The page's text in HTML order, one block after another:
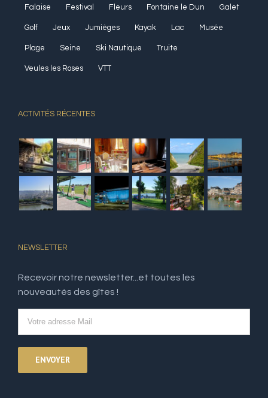
Falaise Festival Fleurs Fontaine le Dun Galet
Golf Jeux Jumièges Kayak Lac Musée
Plage Seine Ski Nautique Truite
Veules les Roses VTT
ACTIVITÉS RÉCENTES
NEWSLETTER
Recevoir notre newsletter...et toutes les
nouveautés des gîtes !